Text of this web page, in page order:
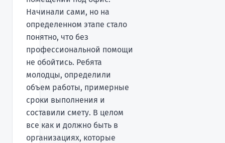
Начинали сами, но на
определенном этапе стало
понятно, что без
профессиональной помощи
не обойтись. Ребята
молодцы, определили
объем работы, примерные
сроки выполнения и
составили смету. В целом
все как и должно быть в
организациях, которые